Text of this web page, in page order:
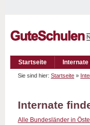
Startseite
Sie sind hier: Startseite »
Internate
Alle Bundesländer in